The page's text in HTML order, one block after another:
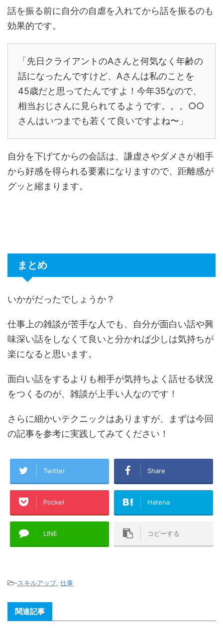
話を振る前に自分の自虐を入れてから話を振るのも
効果的です。
「先日クライアントのAさんと何気なく年齢の
話になったんですけど、Aさんは私のことを
45歳だと思ってたんですよ！今年35なので、
相当おじさんに見られてるようです。。。○○
さんはいつまでも若くて良いですよね〜」
自分を下げてからの会話は、謙虚さやダメさが相手
から好感を得られる要素になりますので、距離感が
グッと縮まります。
まとめ
いかがだったでしょうか？
仕事上の雑談が苦手な人でも、自分が面白い話や興
味深い話をしなくて良いと分かれば少しは気持ちが
楽になると思います。
面白い話をするよりも相手が気持ちよく話せる状況
をつくるのが、雑談が上手い人なのです！
さらに細かいテクニックはありますが、まずは今回
の記事を参考に実践してみてください！
Twitter Share
Pocket Hatena
LINE コピーする
-スキルアップ, 仕事
関連記事